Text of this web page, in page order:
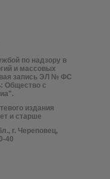
по надзору в
и массовых
запись ЭЛ № ФС
Общество с
издания
и старше
г. Череповец,
40